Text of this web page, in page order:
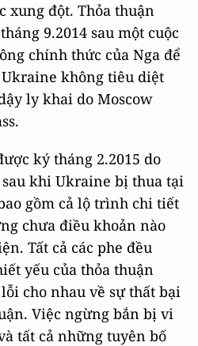
xung đột. Thỏa thuận
9.2014 sau một cuộc
chính thức của Nga để
không tiêu diệt
ly khai do Moscow
ký tháng 2.2015 do
khi Ukraine bị thua tại
gồm cả lộ trình chi tiết
chưa điều khoản nào
Tất cả các phe đều
yếu của thỏa thuận
cho nhau về sự thất bại
Việc ngừng bắn bị vi
tất cả những tuyên bố